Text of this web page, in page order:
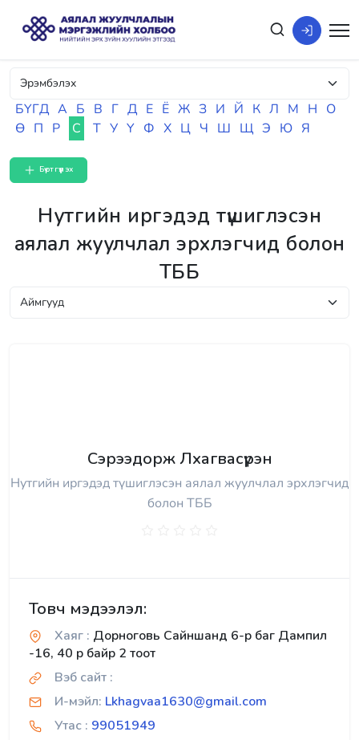
БҮГД А Б В Г Д Е Ё Ж З И Й К Л М Н О
Ө П Р С Т У Ү Ф Х Ц Ч Ш Щ Э Ю Я
Бүртгүүлэх
Нутгийн иргэдэд түшиглэсэн
аялал жуулчлал эрхлэгчид болон
ТББ
Сэрээдорж Лхагвасүрэн
Нутгийн иргэдэд түшиглэсэн аялал жуулчлал эрхлэгчид
болон ТББ
Товч мэдээлэл:
Хаяг : Дорноговь Сайншанд 6-р баг Дампил
-16, 40 р байр 2 тоот
Вэб сайт :
И-мэйл: Lkhagvaa1630@gmail.com
Утас : 99051949